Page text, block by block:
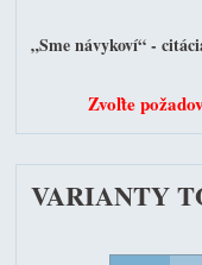
„Sme návykoví“ -
Zvoľte
VARIANTY